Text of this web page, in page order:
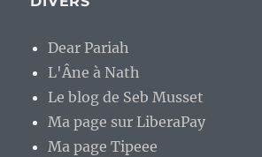
Dear Pariah
L'Âne à Nath
Le blog de Seb Musset
Ma page sur LiberaPay
Ma page Tipeee